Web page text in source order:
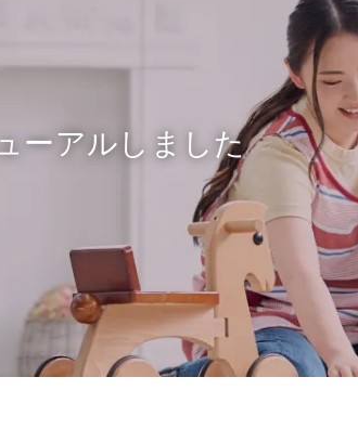
ーアルしました